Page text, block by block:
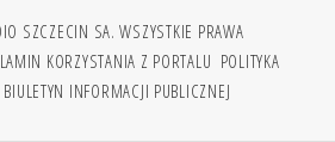
SZCZECIN SA. WSZYSTKIE PRAWA
KORZYSTANIA Z PORTALU POLITYKA
BIULETYN INFORMACJI PUBLICZNEJ